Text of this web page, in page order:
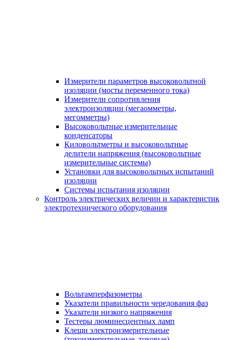
Измерители параметров высоковольтной
изоляции (мосты переменного тока)
Измерители сопротивления
электроизоляции (мегаомметры,
мегомметры)
Высоковольтные измерительные
конденсаторы
Киловольтметры и высоковольтные
делители напряжения (высоковольтные
измерительные системы)
Установки для высоковольтных испытаний
изоляции
Системы испытания изоляции
Контроль электрических величин и характеристик
электротехнического оборудования
Вольтамперфазометры
Указатели правильности чередования фаз
Указатели низкого напряжения
Тестеры люминесцентных ламп
Клещи электроизмерительные